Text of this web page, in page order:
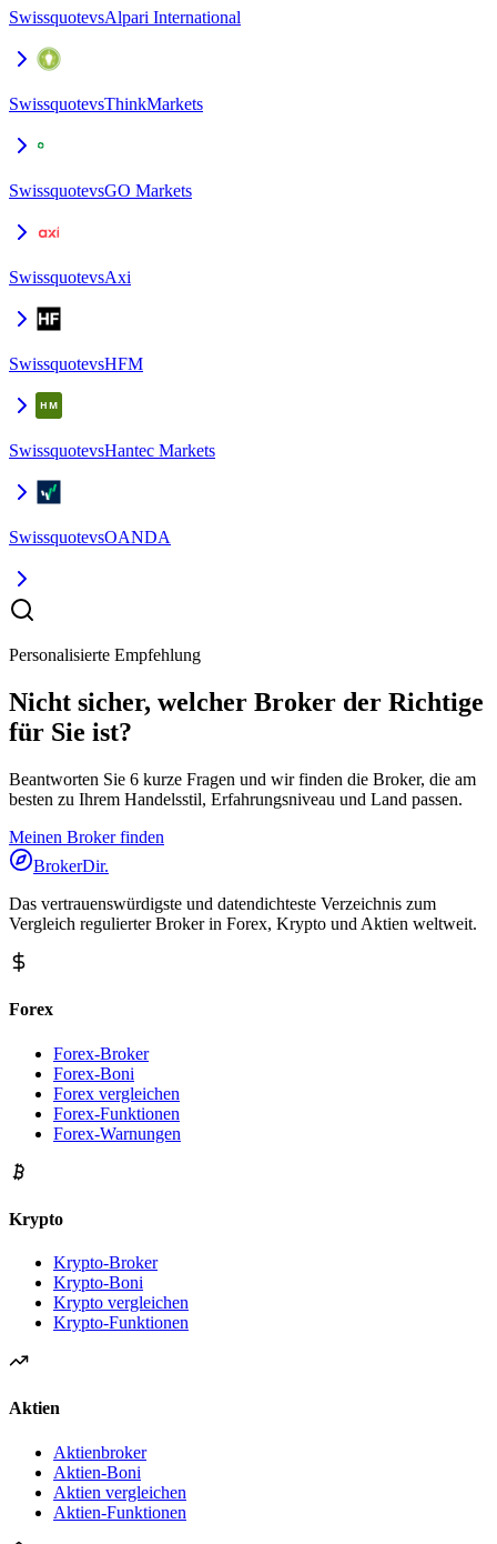
SwissquotevsAlpari International
SwissquotevsThinkMarkets
SwissquotevsGO Markets
SwissquotevsAxi
SwissquotevsHFM
SwissquotevsHantec Markets
SwissquotevsOANDA
Personalisierte Empfehlung
Nicht sicher, welcher Broker der Richtige
für Sie ist?
Beantworten Sie 6 kurze Fragen und wir finden die Broker, die am
besten zu Ihrem Handelsstil, Erfahrungsniveau und Land passen.
Meinen Broker finden
BrokerDir.
Das vertrauenswürdigste und datendichteste Verzeichnis zum
Vergleich regulierter Broker in Forex, Krypto und Aktien weltweit.
Forex
Forex-Broker
Forex-Boni
Forex vergleichen
Forex-Funktionen
Forex-Warnungen
Krypto
Krypto-Broker
Krypto-Boni
Krypto vergleichen
Krypto-Funktionen
Aktien
Aktienbroker
Aktien-Boni
Aktien vergleichen
Aktien-Funktionen